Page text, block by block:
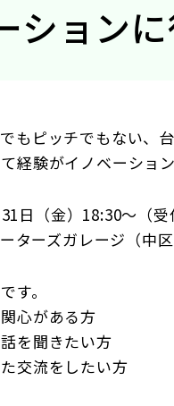
ション
もピッチでもない、
経験がイノベーショ
日（金）18:30～（受
ーズガレージ（中区
す。
心がある方
を聞きたい方
交流をしたい方